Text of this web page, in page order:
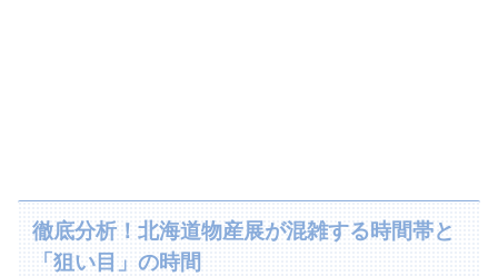
徹底分析！北海道物産展が混雑する時間帯と
「狙い目」の時間